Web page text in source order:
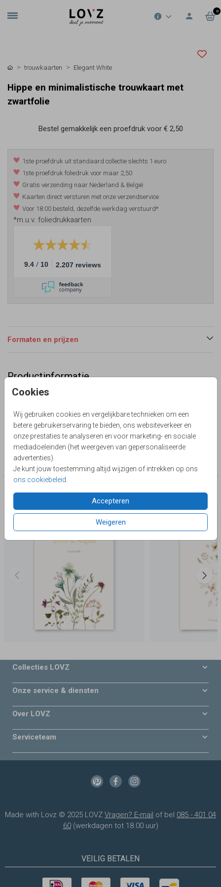
0
Cookies
Wij gebruiken cookies en vergelijkbare technieken om een
betere gebruikerservaring te bieden, ons websiteverkeer en
onze prestaties te analyseren en voor marketing- en sociale
mediadoeleinden (het weergeven van gepersonaliseerde
advertenties).
Je kunt jouw toestemming altijd wijzigen of intrekken op ons
ons cookiebeleid
Accepteren
Weigeren
trouwkaarten Elegant White
Hippe en minimalistische trouwkaart met
zwartfolie
Bestel gemakkelijk een proefdruk voor € 2,50
1ste proefdruk uit standaard collectie slechts 1 euro
1ste proefdruk foliedruk voor maar 2,50
Gratis verzending naar Nederland & België
Kaarten direct versturen met onze verzendservice
Voor 18:00 besteld, dezelfde werkdag verstuurd*
*m.u.v. foliedrukkaarten
9.4 / 10 2.207 reviews
Formaten en prijzen
Productinformatie
Omschrijving
(999999)
Le Chique Design
Collectie
Elegant White
Deze producten zijn wellicht ook iets voor je
Collecties LOVZ
Onze service & diensten
Over LOVZ
Serviceteam
Made with Lovz © 2025 LOVZ Vragen? E-mail of bel 085 - 401 04
60(werkdagen tot 18.00 uur)
VEILIG BETALEN